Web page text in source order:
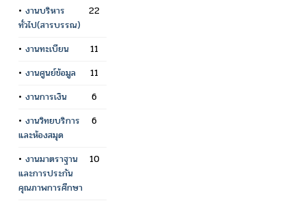
• งานบริหาร
ทั่วไป(สารบรรณ)
22
• งานทะเบียน
11
• งานศูนย์ข้อมูล
11
• งานการเงิน
6
• งานวิทยบริการ
และห้องสมุด
6
• งานมาตราฐาน
และการประกัน
คุณภาพการศึกษา
10